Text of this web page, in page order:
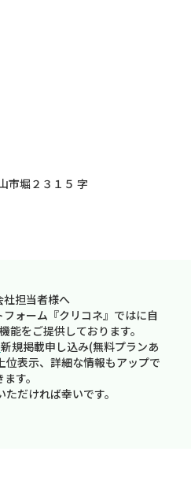
市堀２３１５ 字
社担当者様へ
ォーム『クリコネ』ではに自
能をご提供しております。
新規掲載申し込み(無料プランあ
位表示、詳細な情報もアップで
ます。
だければ幸いです。